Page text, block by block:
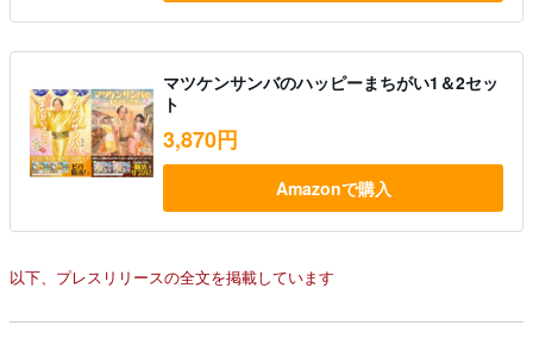
マツケンサンバのハッピーまちがい1＆2セッ
ト
3,870円
Amazonで購入
以下、プレスリリースの全文を掲載しています